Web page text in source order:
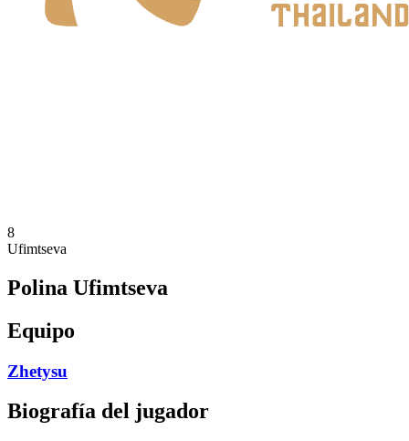
8
Ufimtseva
Polina Ufimtseva
Equipo
Zhetysu
Biografía del jugador